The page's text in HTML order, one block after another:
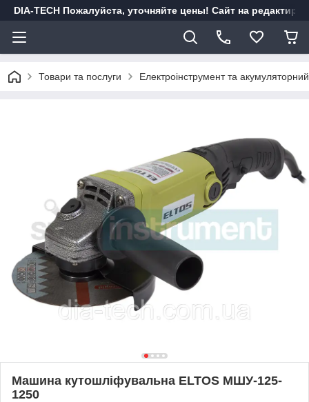
DIA-TECH Пожалуйста, уточняйте цены! Сайт на
Товари та послуги Електроінструмент та
Машина кутошліфувальна ELTOS МШУ-125-
1250